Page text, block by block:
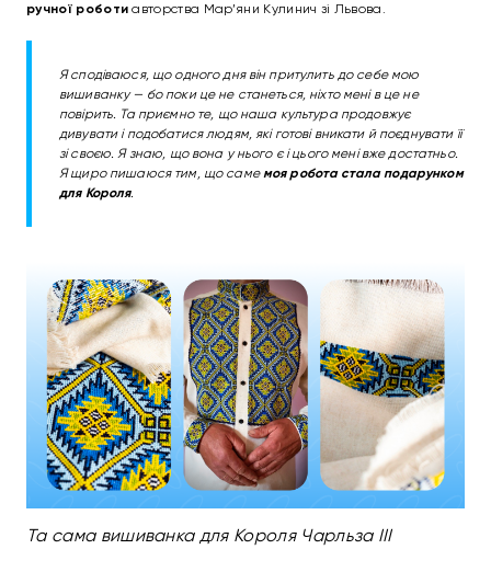
ручної роботи авторства Мар’яни Кулинич зі Львова.
Я сподіваюся, що одного дня він притулить до себе мою
вишиванку — бо поки це не станеться, ніхто мені в це не
повірить. Та приємно те, що наша культура продовжує
дивувати і подобатися людям, які готові вникати й поєднувати її
зі своєю. Я знаю, що вона у нього є і цього мені вже достатньо.
Я щиро пишаюся тим, що самемоя робота стала подарунком
для Короля.
Та сама вишиванка для Короля Чарльза III